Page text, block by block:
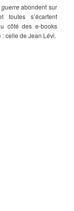
guerreabondent sur
toutes s’écartent
côté des e-books
celle de Jean Lévi.